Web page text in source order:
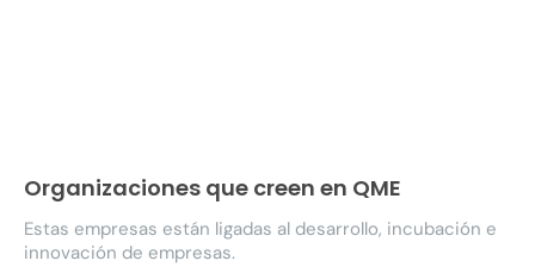
Organizaciones que creen en QME
Estas empresas están ligadas al desarrollo, incubación e
innovación de empresas.